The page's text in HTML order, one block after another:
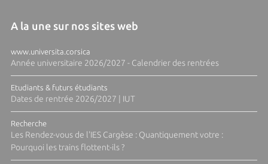
A la une sur nos sites web
www.universita.corsica
Année universitaire 2026/2027 - Calendrier des rentrées
Etudiants & futurs étudiants
Dates de rentrée 2026/2027 | IUT
Recherche
Les Rendez-vous de l'IES Cargèse : Quantiquement votre :
Pourquoi les trains flottent-ils ?